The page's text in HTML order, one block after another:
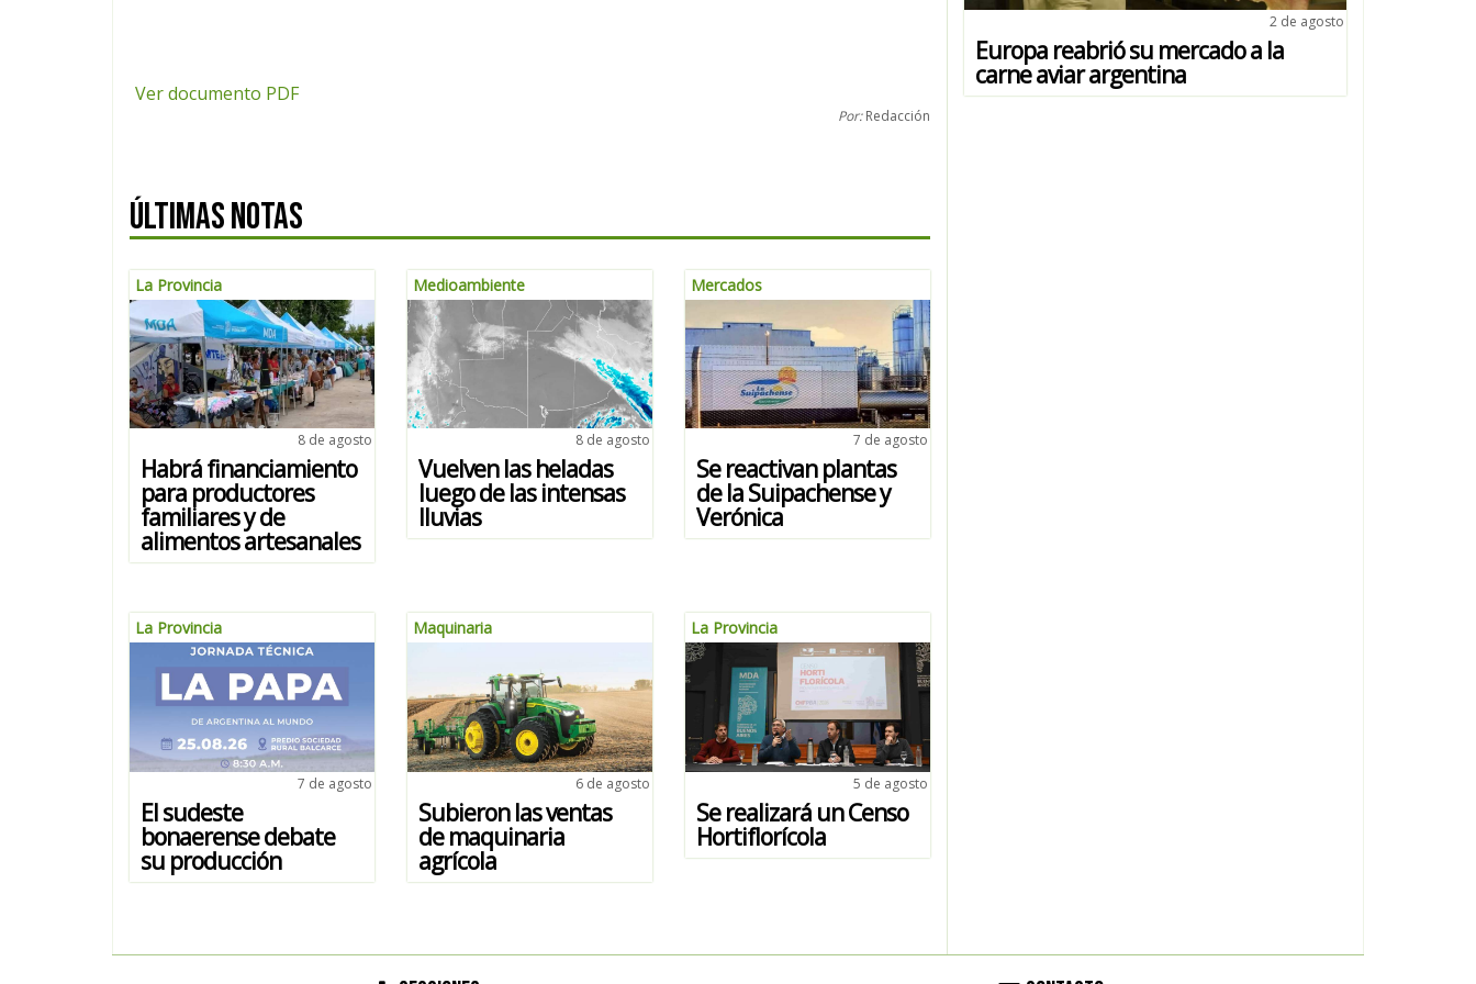
Ver documento PDF
Por:Redacción
ÚLTIMAS NOTAS
La Provincia
8 de agosto
Habrá financiamiento
para productores
familiares y de
alimentos artesanales
Medioambiente
8 de agosto
Vuelven las heladas
luego de las intensas
lluvias
Mercados
7 de agosto
Se reactivan plantas
de la Suipachense y
Verónica
La Provincia
7 de agosto
El sudeste
bonaerense debate
su producción
Maquinaria
6 de agosto
Subieron las ventas
de maquinaria
agrícola
La Provincia
5 de agosto
Se realizará un Censo
Hortiflorícola
2 de agosto
Europa reabrió su mercado a la
carne aviar argentina